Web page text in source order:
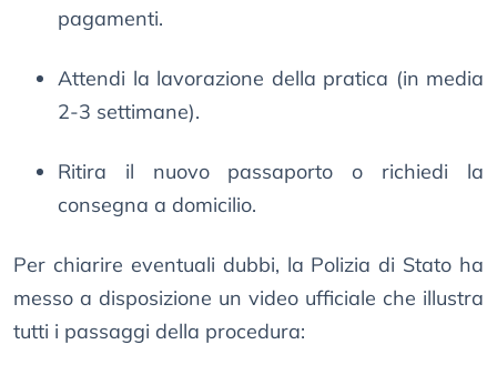
pagamenti.
Attendi la lavorazione della pratica (in media
2-3 settimane).
Ritira il nuovo passaporto o richiedi la
consegna a domicilio.
Per chiarire eventuali dubbi, la Polizia di Stato ha
messo a disposizione un video ufficiale che illustra
tutti i passaggi della procedura: